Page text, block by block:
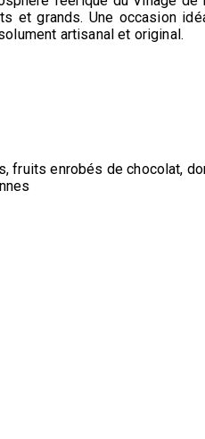
et grands. Une occasion
artisanal et original.
fruits enrobés de chocolat,